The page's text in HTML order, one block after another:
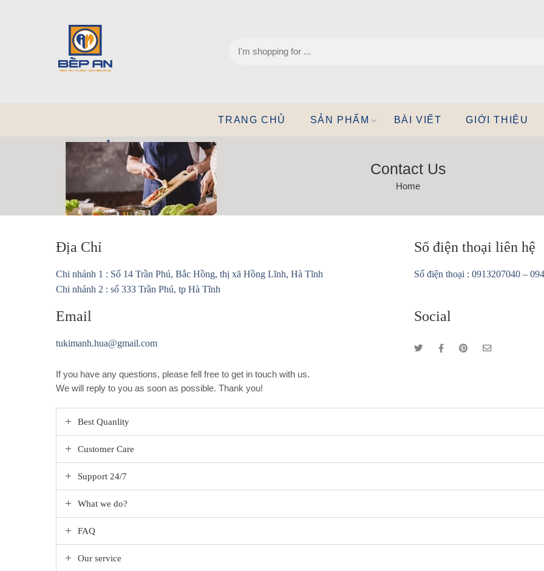
TRANG CHỦ SẢN PHẨM BÀI VIẾT GIỚI THIỆU
Contact Us
Home
Địa Chỉ
Chi nhánh 1 : Số 14 Trần Phú, Bắc Hồng, thị xã Hồng Lĩnh, Hà Tĩnh
Chi nhánh 2 : số 333 Trần Phú, tp Hà Tĩnh
Số điện thoại liên hệ
Số điện thoại : 0913207040 –
Email
tukimanh.hua@gmail.com
Social
If you have any questions, please fell free to get in touch with us.
We will reply to you as soon as possible. Thank you!
Best Quanlity
Customer Care
Support 24/7
What we do?
FAQ
Our service